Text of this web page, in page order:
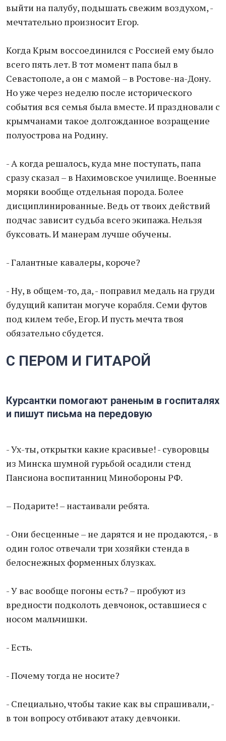
выйти на палубу, подышать свежим воздухом, -
мечтательно произносит Егор.
Когда Крым воссоединился с Россией ему было
всего пять лет. В тот момент папа был в
Севастополе, а он с мамой – в Ростове-на-Дону.
Но уже через неделю после исторического
события вся семья была вместе. И праздновали с
крымчанами такое долгожданное возращение
полуострова на Родину.
- А когда решалось, куда мне поступать, папа
сразу сказал – в Нахимовское училище. Военные
моряки вообще отдельная порода. Более
дисциплинированные. Ведь от твоих действий
подчас зависит судьба всего экипажа. Нельзя
буксовать. И манерам лучше обучены.
- Галантные кавалеры, короче?
- Ну, в общем-то, да, - поправил медаль на груди
будущий капитан могуче корабля. Семи футов
под килем тебе, Егор. И пусть мечта твоя
обязательно сбудется.
С ПЕРОМ И ГИТАРОЙ
Курсантки помогают раненым в госпиталях
и пишут письма на передовую
- Ух-ты, открытки какие красивые! - суворовцы
из Минска шумной гурьбой осадили стенд
Пансиона воспитанниц Минобороны РФ.
– Подарите! – настаивали ребята.
- Они бесценные – не дарятся и не продаются, - в
один голос отвечали три хозяйки стенда в
белоснежных форменных блузках.
- У вас вообще погоны есть? – пробуют из
вредности подколоть девчонок, оставшиеся с
носом мальчишки.
- Есть.
- Почему тогда не носите?
- Специально, чтобы такие как вы спрашивали, -
в тон вопросу отбивают атаку девчонки.